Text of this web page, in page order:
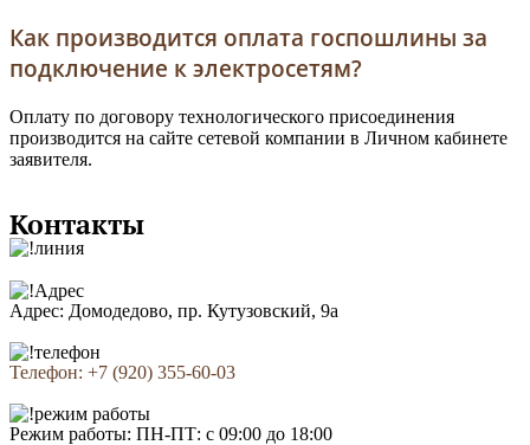
Как производится оплата госпошлины за
подключение к электросетям?
Оплату по договору технологического присоединения
производится на сайте сетевой компании в Личном кабинете
заявителя.
Контакты
Адрес: Домодедово, пр. Кутузовский, 9а
Телефон: +7 (920) 355-60-03
Режим работы: ПН-ПТ: с 09:00 до 18:00